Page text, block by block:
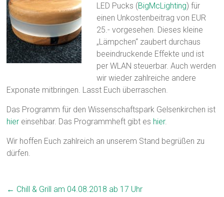
LED Pucks (BigMcLighting) für
einen Unkostenbeitrag von EUR
25.- vorgesehen. Dieses kleine
„Lämpchen“ zaubert durchaus
beeindruckende Effekte und ist
per WLAN steuerbar. Auch werden
wir wieder zahlreiche andere
Exponate mitbringen. Lasst Euch überraschen.
Das Programm für den Wissenschaftspark Gelsenkirchen ist
hier einsehbar. Das Programmheft gibt es hier.
Wir hoffen Euch zahlreich an unserem Stand begrüßen zu
dürfen.
← Chill & Grill am 04.08.2018 ab 17 Uhr